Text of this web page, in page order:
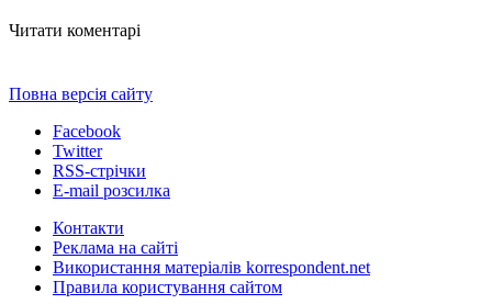
Читати коментарі
Повна версія сайту
Facebook
Twitter
RSS-стрічки
E-mail розсилка
Контакти
Реклама на сайті
Використання матеріалів korrespondent.net
Правила користування сайтом